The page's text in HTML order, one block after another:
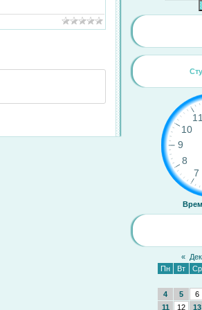
«
Пн
Вт Ср
4
5 6
11
12 13